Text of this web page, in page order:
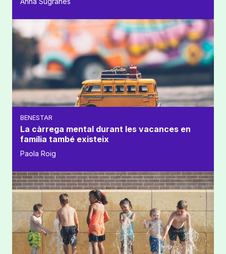
BENESTAR
La càrrega mental durant les vacances en
família també existeix
Paola Roig